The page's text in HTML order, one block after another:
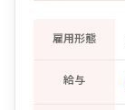
雇用形態
給与